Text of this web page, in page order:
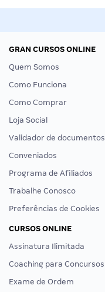
GRAN CURSOS ONLINE
Quem Somos
Como Funciona
Como Comprar
Loja Social
Validador de documentos
Conveniados
Programa de Afiliados
Trabalhe Conosco
Preferências de Cookies
CURSOS ONLINE
Assinatura Ilimitada
Coaching para Concursos
Exame de Ordem